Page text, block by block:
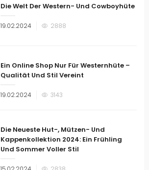
Die Welt Der Western- Und Cowboyhüte
Veröffentlicht
19.02.2024 2888
Ein Online Shop Nur Für Westernhüte –
Qualität Und Stil Vereint
Veröffentlicht
19.02.2024 3143
Die Neueste Hut-, Mützen- Und
Kappenkollektion 2024: Ein Frühling
Und Sommer Voller Stil
Veröffentlicht